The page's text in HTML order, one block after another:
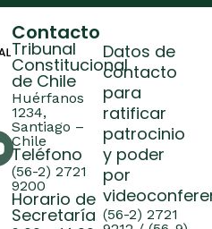
Contacto
Tribunal
Constitucional
de Chile
Huérfanos
1234,
Santiago –
Chile
Teléfono
(56-2) 2721
9200
Horario de
Secretaría
Datos de
contacto
para
ratificar
patrocinio
y poder
por
(56-2) 2721